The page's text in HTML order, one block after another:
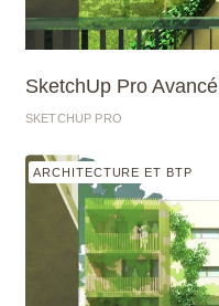
SketchUp Pro
SKETCHUP PRO
ARCHITECTURE ET BTP